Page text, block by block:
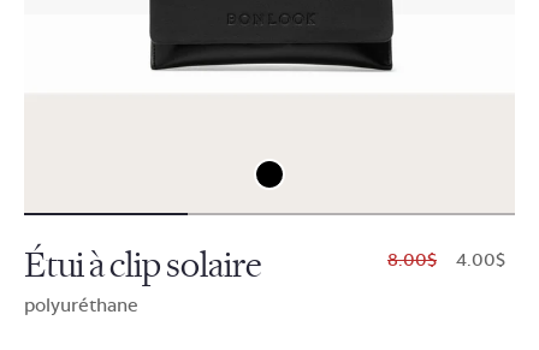
Étui à clip solaire
polyuréthane
$8.00 $4.00